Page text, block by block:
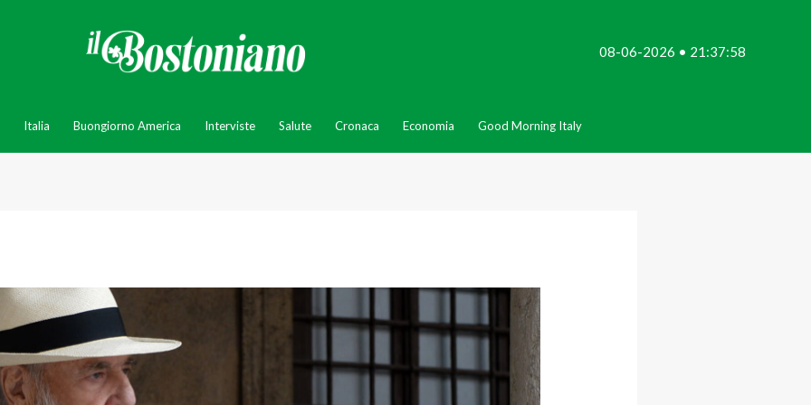
08-06-2026 • 21:37:58
Italia Buongiorno America Interviste Salute Cronaca Economia Good Morning Italy